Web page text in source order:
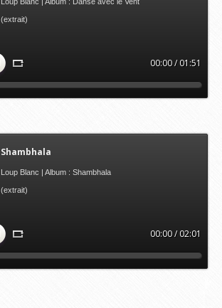
(extrait)
00:00 / 01:51
Shambhala
Loup Blanc | Album : Shambhala
(extrait)
00:00 / 02:01